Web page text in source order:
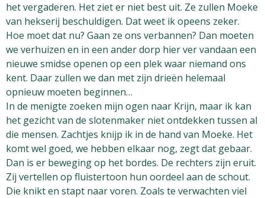
het vergaderen. Het ziet er niet best uit. Ze zullen Moeke
van hekserij beschuldigen. Dat weet ik opeens zeker.
Hoe moet dat nu? Gaan ze ons verbannen? Dan moeten
we verhuizen en in een ander dorp hier ver vandaan een
nieuwe smidse openen op een plek waar niemand ons
kent. Daar zullen we dan met zijn drieën helemaal
opnieuw moeten beginnen…
In de menigte zoeken mijn ogen naar Krijn, maar ik kan
het gezicht van de slotenmaker niet ontdekken tussen al
die mensen. Zachtjes knijp ik in de hand van Moeke. Het
komt wel goed, we hebben elkaar nog, zegt dat gebaar.
Dan is er beweging op het bordes. De rechters zijn eruit.
Zij vertellen op fluistertoon hun oordeel aan de schout.
Die knikt en stapt naar voren. Zoals te verwachten viel